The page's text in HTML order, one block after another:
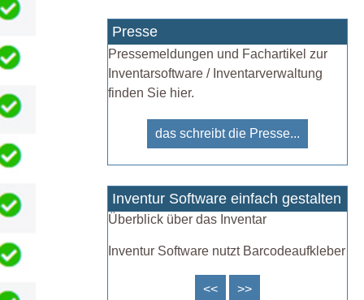
Presse
Pressemeldungen und Fachartikel zur
Inventarsoftware / Inventarverwaltung
finden Sie hier.
das schreibt die Presse...
Inventur Software einfach gestalten
Überblick über das Inventar
Inventur Software nutzt Barcodeaufkleber
<< >>